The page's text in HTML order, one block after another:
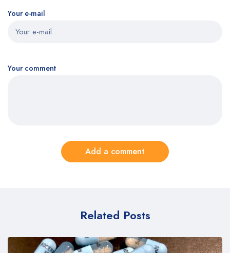
Your e-mail
Your comment
Add a comment
Related Posts